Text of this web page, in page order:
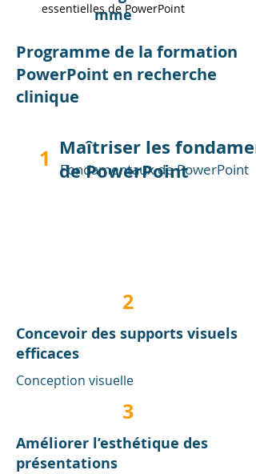
essentielles de PowerPoint
mme
Programme de la formation
PowerPoint en recherche
clinique
1 Maîtriser les
de PowerPoint
Fondamentaux de PowerPoint
2
Concevoir des supports visuels
efficaces
Conception visuelle
3
Améliorer l’esthétique des
présentations